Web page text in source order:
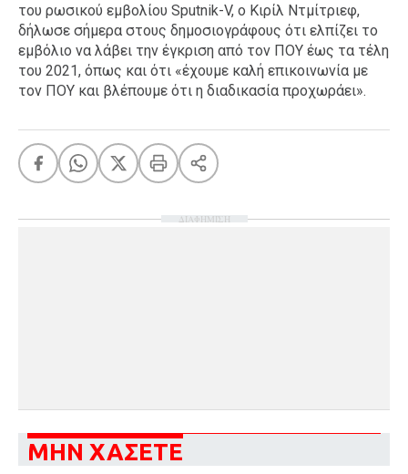
του ρωσικού εμβολίου Sputnik-V, ο Κιρίλ Ντμίτριεφ,
δήλωσε σήμερα στους δημοσιογράφους ότι ελπίζει το
εμβόλιο να λάβει την έγκριση από τον ΠΟΥ έως τα τέλη
του 2021, όπως και ότι «έχουμε καλή επικοινωνία με
τον ΠΟΥ και βλέπουμε ότι η διαδικασία προχωράει».
ΔΙΑΦΗΜΙΣΗ
ΜΗΝ ΧΑΣΕΤΕ